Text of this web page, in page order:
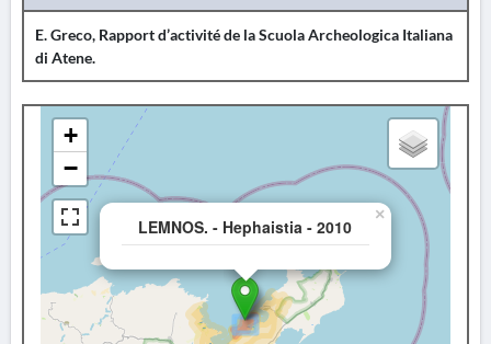
E. Greco, Rapport d’activité de la Scuola Archeologica Italiana
di Atene.
LEMNOS. - Hephaistia - 2010
×
+
−